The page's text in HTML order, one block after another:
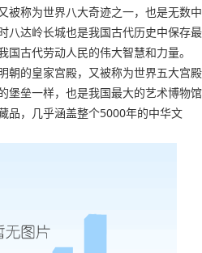
被称为世界八大奇迹之一，也是无数中
八达岭长城也是我国古代历史中保存最
古代劳动人民的伟大智慧和力量。
朝的皇家宫殿，又被称为世界五大宫殿
堡垒一样，也是我国最大的艺术博物馆
品，几乎涵盖整个5000年的中华文